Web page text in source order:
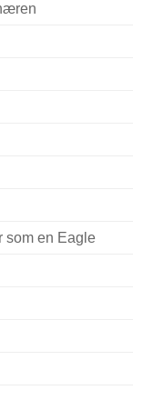
som en Eagle